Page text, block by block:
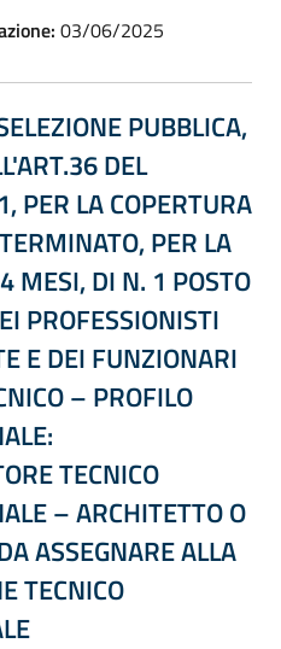
03/06/2025
PUBBLICA,
DEL
PER LA COPERTURA
PER LA
MESI, DI N. 1 POSTO
PROFESSIONISTI
E DEI FUNZIONARI
– PROFILO
TECNICO
– ARCHITETTO O
ASSEGNARE ALLA
TECNICO